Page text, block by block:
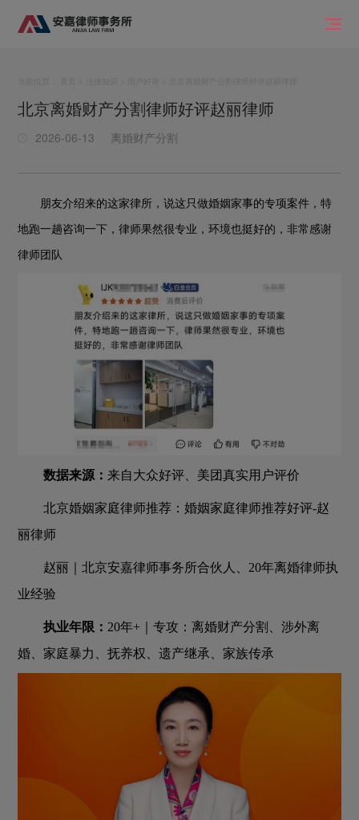
北京离婚财产分割律师好评赵丽律师
2026-06-13 离婚财产分割
朋友介绍来的这家律所，说这只做婚姻家事的专项案件，特
地跑一趟咨询一下，律师果然很专业，环境也挺好的，非常感谢
律师团队
数据来源：来自大众好评、美团真实用户评价
北京婚姻家庭律师推荐：婚姻家庭律师推荐好评-赵
丽律师
赵丽｜北京安嘉律师事务所合伙人、20年离婚律师执
业经验
执业年限： 20年+｜专攻：离婚财产分割、涉外离
婚、家庭暴力、抚养权、遗产继承、家族传承